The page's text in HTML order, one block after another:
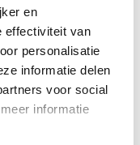
en
effectiviteit van
personalisatie
informatie delen
voor social
informatie